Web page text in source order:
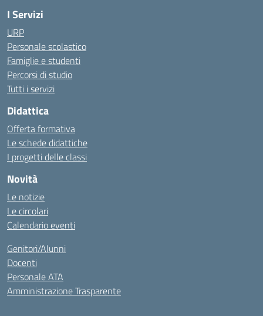
I Servizi
URP
Personale scolastico
Famiglie e studenti
Percorsi di studio
Tutti i servizi
Didattica
Offerta formativa
Le schede didattiche
I progetti delle classi
Novità
Le notizie
Le circolari
Calendario eventi
Genitori/Alunni
Docenti
Personale ATA
Amministrazione Trasparente